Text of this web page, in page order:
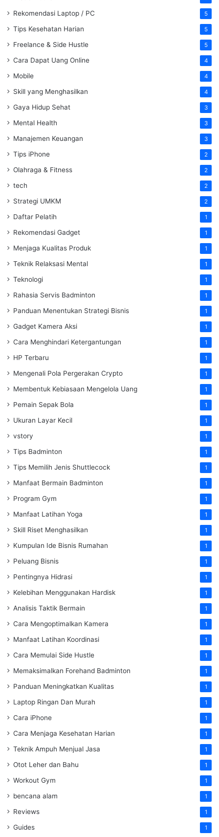
Rekomendasi Laptop / PC 5
Tips Kesehatan Harian 5
Freelance & Side Hustle 5
Cara Dapat Uang Online 4
Mobile 4
Skill yang Menghasilkan 4
Gaya Hidup Sehat 3
Mental Health 3
Manajemen Keuangan 3
Tips iPhone 2
Olahraga & Fitness 2
tech 2
Strategi UMKM 2
Daftar Pelatih 1
Rekomendasi Gadget 1
Menjaga Kualitas Produk 1
Teknik Relaksasi Mental 1
Teknologi 1
Rahasia Servis Badminton 1
Panduan Menentukan Strategi Bisnis 1
Gadget Kamera Aksi 1
Cara Menghindari Ketergantungan 1
HP Terbaru 1
Mengenali Pola Pergerakan Crypto 1
Membentuk Kebiasaan Mengelola Uang 1
Pemain Sepak Bola 1
Ukuran Layar Kecil 1
vstory 1
Tips Badminton 1
Tips Memilih Jenis Shuttlecock 1
Manfaat Bermain Badminton 1
Program Gym 1
Manfaat Latihan Yoga 1
Skill Riset Menghasilkan 1
Kumpulan Ide Bisnis Rumahan 1
Peluang Bisnis 1
Pentingnya Hidrasi 1
Kelebihan Menggunakan Hardisk 1
Analisis Taktik Bermain 1
Cara Mengoptimalkan Kamera 1
Manfaat Latihan Koordinasi 1
Cara Memulai Side Hustle 1
Memaksimalkan Forehand Badminton 1
Panduan Meningkatkan Kualitas 1
Laptop Ringan Dan Murah 1
Cara iPhone 1
Cara Menjaga Kesehatan Harian 1
Teknik Ampuh Menjual Jasa 1
Otot Leher dan Bahu 1
Workout Gym 1
bencana alam 1
Reviews 1
Guides 1